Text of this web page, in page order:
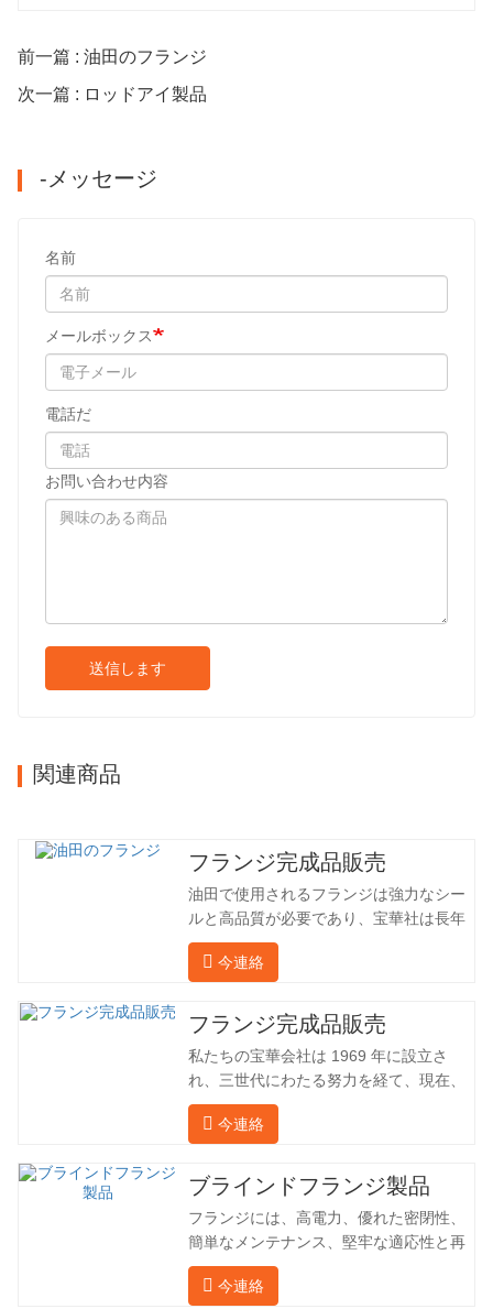
前一篇 : 油田のフランジ
次一篇 : ロッドアイ製品
-メッセージ
名前
メールボックス
電話だ
お問い合わせ内容
送信します
関連商品
フランジ完成品販売
油田で使用されるフランジは強力なシー
ルと高品質が必要であり、宝華社は長年
油田でフランジを加工し、間接的に外国
（ドイツ、ロシア）に輸出してきまし
社は海外の顧客と直接輸出入し、第三者
手数料を回避して、強力な製品品質と低
価格を確保したいと考えています。以下
の表はこの製品の情報です。以下に当社
の簡単な紹介をさせていただきます。 材
料 4130-75K 硬度 207-237 内径 57.76 外
に設立され、三世代にわたる努力を経
て、現在、敷地面積は 50,…
今連絡
フランジ完成品販売
私たちの宝華会社は 1969 年に設立さ
れ、三世代にわたる努力を経て、現在、
敷地面積は 50,000 平方メートル、建築
面積は 25,000 平方メートルです。従業
は 46 名です。鍛造品の年間生産量は3万
トン。主に自動車、油圧機械、風力発
電、石油機械部品、建設機械、鉱業、冶
金、造船機械などの産業で関連アクセサ
リーを生産しています。販売される製品
は国内外向けです。同社は独自の技術研
今連絡
ブラインドフランジ製品
フランジには、高電力、優れた密閉性、
簡単なメンテナンス、堅牢な適応性と再
利用性という恩恵があり、パイプライン
システムにとって不可欠かつ不可欠な要
今連絡